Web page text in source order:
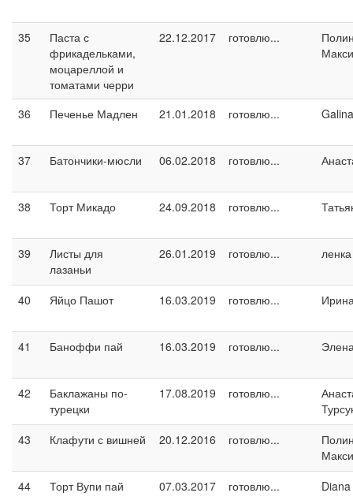
35
Паста с
фрикадельками,
моцареллой и
томатами черри
22.12.2017 готовлю...
36 Печенье Мадлен 21.01.2018 готовлю...
37 Батончики-мюсли 06.02.2018 готовлю...
38 Торт Микадо 24.09.2018 готовлю...
39
Листы для
лазаньи
26.01.2019 готовлю...
40 Яйцо Пашот 16.03.2019 готовлю...
41 Баноффи пай 16.03.2019 готовлю...
42
Баклажаны по-
турецки
17.08.2019 готовлю...
43
Клафути с вишней 20.12.2016 готовлю...
44
Торт Вупи пай 07.03.2017 готовлю... Diana